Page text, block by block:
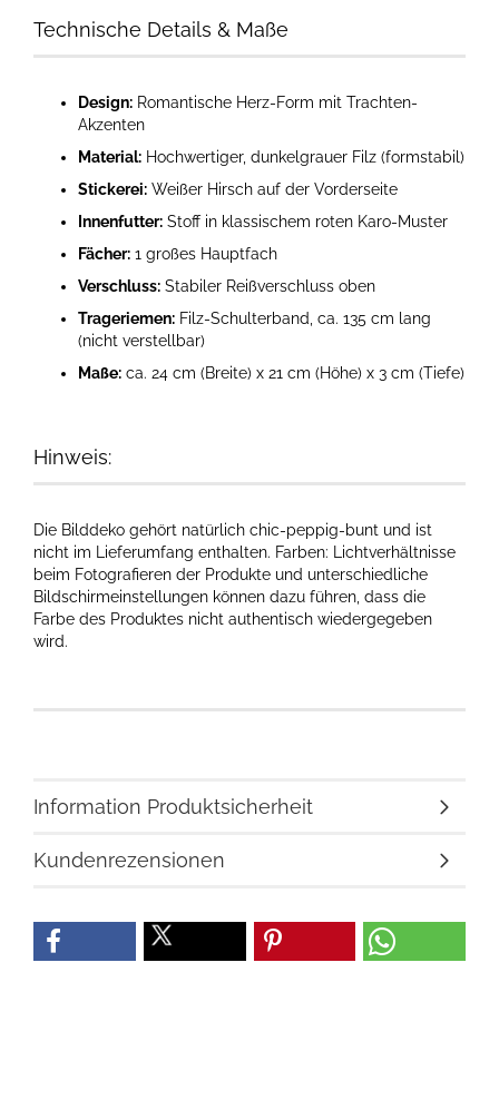
Technische Details & Maße
Design: Romantische Herz-Form mit Trachten-
Akzenten
Material: Hochwertiger, dunkelgrauer Filz (formstabil)
Stickerei: Weißer Hirsch auf der Vorderseite
Innenfutter: Stoff in klassischem roten Karo-Muster
Fächer: 1 großes Hauptfach
Verschluss: Stabiler Reißverschluss oben
Trageriemen: Filz-Schulterband, ca. 135 cm lang
(nicht verstellbar)
Maße: ca. 24 cm (Breite) x 21 cm (Höhe) x 3 cm (Tiefe)
Hinweis:
Die Bilddeko gehört natürlich chic-peppig-bunt und ist
nicht im Lieferumfang enthalten. Farben: Lichtverhältnisse
beim Fotografieren der Produkte und unterschiedliche
Bildschirmeinstellungen können dazu führen, dass die
Farbe des Produktes nicht authentisch wiedergegeben
wird.​
Information Produktsicherheit
Kundenrezensionen